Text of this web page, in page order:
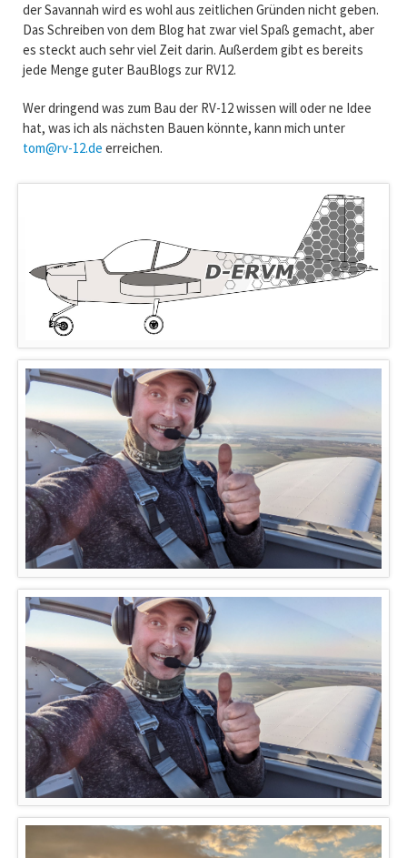
der Savannah wird es wohl aus zeitlichen Gründen nicht geben.
Das Schreiben von dem Blog hat zwar viel Spaß gemacht, aber
es steckt auch sehr viel Zeit darin. Außerdem gibt es bereits
jede Menge guter BauBlogs zur RV12.
Wer dringend was zum Bau der RV-12 wissen will oder ne Idee
hat, was ich als nächsten Bauen könnte, kann mich unter
tom@rv-12.de erreichen.